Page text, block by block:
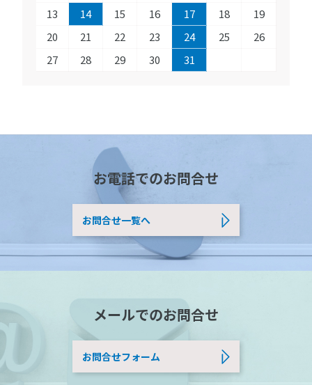
13
14 15 16 17 18
19
20
21 22 23 24 25
26
27
28 29 30 31
お電話でのお問合せ
お問合せ一覧へ
メールでのお問合せ
お問合せフォーム